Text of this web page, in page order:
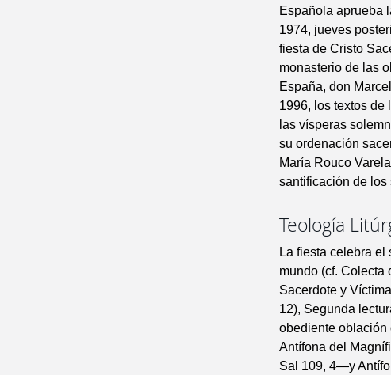
Española aprueba
1974, jueves
fiesta de Cristo
monasterio de las
España, don
1996, los textos de
las vísperas
su ordenación
María Rouco
santificación de los
Teología
La fiesta celebra
mundo (cf. Colecta
Sacerdote y
12), Segunda
obediente oblación
Antífona del
Sal 109, 4—y